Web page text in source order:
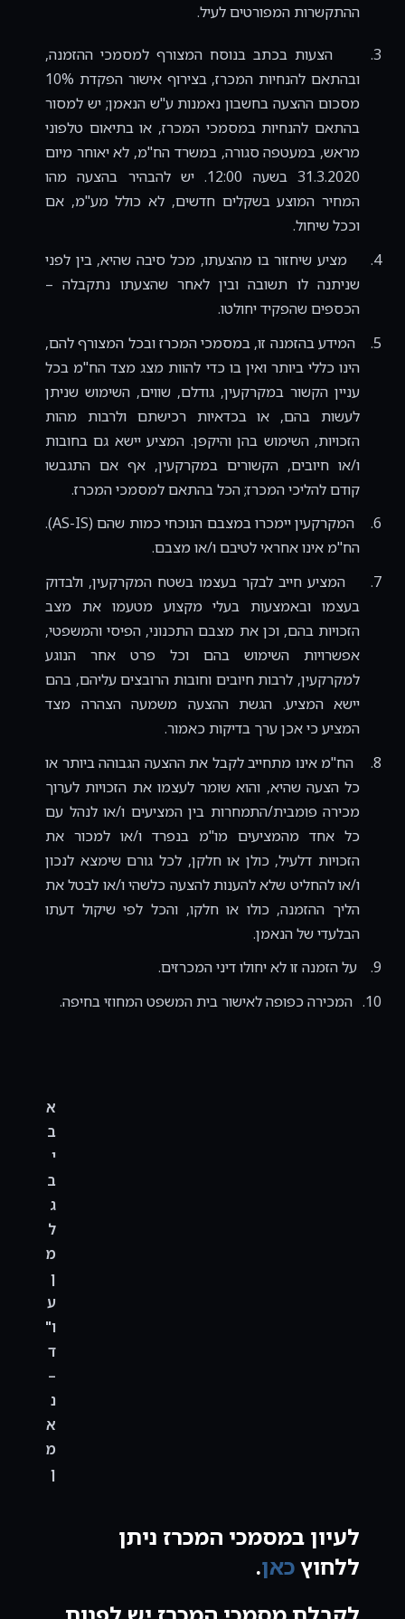
ההתקשרות המפורטים לעיל.
3.
הצעות בכתב בנוסח המצורף למסמכי ההזמנה,
ובהתאם להנחיות המכרז, בצירוף אישור הפקדת 10%
מסכום ההצעה בחשבון נאמנות ע"ש הנאמן; יש למסור
בהתאם להנחיות במסמכי המכרז, או בתיאום טלפוני
מראש, במעטפה סגורה, במשרד הח"מ, לא יאוחר מיום
31.3.2020 בשעה 12:00. יש להבהיר בהצעה מהו
המחיר המוצע בשקלים חדשים, לא כולל מע"מ, אם
וככל שיחול.
4.
מציע שיחזור בו מהצעתו, מכל סיבה שהיא, בין לפני
שניתנה לו תשובה ובין לאחר שהצעתו נתקבלה –
הכספים שהפקיד יחולטו.
5.
המידע בהזמנה זו, במסמכי המכרז ובכל המצורף להם,
הינו כללי ביותר ואין בו כדי להוות מצג מצד הח"מ בכל
עניין הקשור במקרקעין, גודלם, שווים, השימוש שניתן
לעשות בהם, או בכדאיות רכישתם ולרבות מהות
הזכויות, השימוש בהן והיקפן. המציע יישא גם בחובות
ו/או חיובים, הקשורים במקרקעין, אף אם התגבשו
קודם להליכי המכרז; הכל בהתאם למסמכי המכרז.
6.
המקרקעין יימכרו במצבם הנוכחי כמות שהם (AS-IS
).
הח"מ אינו אחראי לטיבם ו/או מצבם.
7.
המציע חייב לבקר בעצמו בשטח המקרקעין, ולבדוק
בעצמו ובאמצעות בעלי מקצוע מטעמו את מצב
הזכויות בהם, וכן את מצבם התכנוני, הפיסי והמשפטי,
אפשרויות השימוש בהם וכל פרט אחר הנוגע
למקרקעין, לרבות חיובים וחובות הרובצים עליהם, בהם
יישא המציע. הגשת ההצעה משמעה הצהרה מצד
המציע כי אכן ערך בדיקות כאמור.
8.
הח"מ אינו מתחייב לקבל את ההצעה הגבוהה ביותר או
כל הצעה שהיא, והוא שומר לעצמו את הזכויות לערוך
מכירה פומבית/התמחרות בין המציעים ו/או לנהל עם
כל אחד מהמציעים מו"מ בנפרד ו/או למכור את
הזכויות דלעיל, כולן או חלקן, לכל גורם שימצא לנכון
ו/או להחליט שלא להענות להצעה כלשהי ו/או לבטל את
הליך ההזמנה, כולו או חלקו, והכל לפי שיקול דעתו
הבלעדי של הנאמן.
9.
על הזמנה זו לא יחולו דיני המכרזים.
10.
המכירה כפופה לאישור בית המשפט המחוזי בחיפה.
א
ב
י
ב
ג
ל
מ
ן
ע
ו"
ד
–
נ
א
מ
ן
לעיון במסמכי המכרז ניתן
ללחוץכאן.